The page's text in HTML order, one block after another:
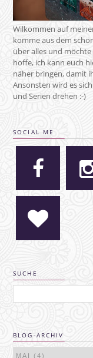
Wilkommen auf
komme aus dem
über alles und
hoffe, ich kann euch
näher bringen, damit
Ansonsten wird es
und Serien drehen :-)
SOCIAL ME
SUCHE
BLOG-ARCHIV